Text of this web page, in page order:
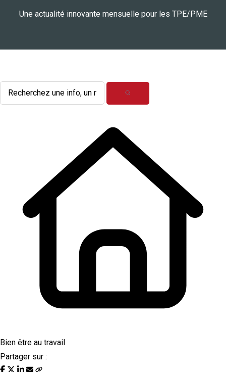
Une actualité innovante mensuelle pour les TPE/PME
Bien être au travail
Partager sur :